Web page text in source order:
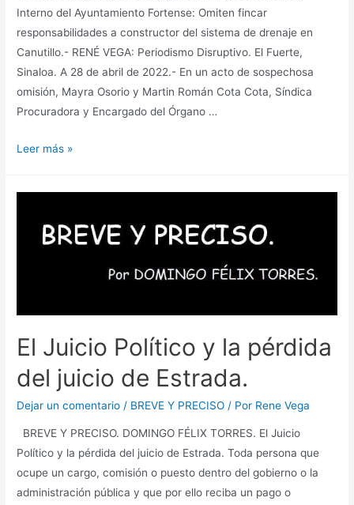
Interno del Ayuntamiento Fortense: Omiten fincar
responsabilidades a constructor del sistema de drenaje en
Canutillo.- RENÉ VEGA: Periodismo Disruptivo. El Fuerte,
Sinaloa. A 28 de abril de 2022.- En un acto de sospechosa
omisión, Mayra Osorio y Martin Román Cota Cota, Síndica
Procuradora y Encargado del Órgano …
Leer más »
El Juicio Político y la pérdida
del juicio de Estrada.
Dejar un comentario / BREVE Y PRECISO / Por Rene Vega
BREVE Y PRECISO. DOMINGO FÉLIX TORRES. El Juicio
Político y la pérdida del juicio de Estrada. Toda persona que
ocupe un cargo, comisión o puesto dentro del gobierno o la
administración pública y que por ello reciba un pago o